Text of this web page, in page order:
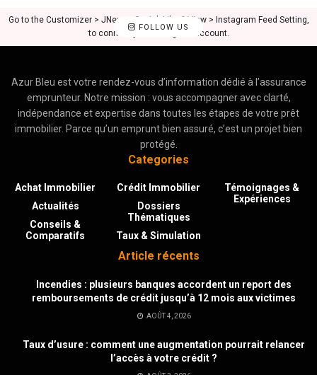
FOLLOW US
Go to the Customizer > JNews : Social, Like & View > Instagram Feed Setting,
to connect your Instagram account.
Azur Bleu est votre rendez-vous d’information dédié à l’assurance
emprunteur. Notre mission : vous accompagner avec clarté,
indépendance et expertise dans toutes les étapes de votre prêt
immobilier. Parce qu’un emprunt bien assuré, c’est un projet bien
protégé.
Categories
Achat Immobilier
Actualités
Conseils &
Comparatifs
Crédit Immobilier
Dossiers
Thématiques
Taux & Simulation
Témoignages &
Expériences
Article récents
Incendies : plusieurs banques accordent un report des
remboursements de crédit jusqu’à 12 mois aux victimes
AOÛT 4, 2026
Taux d’usure : comment une augmentation pourrait relancer
l’accès à votre crédit ?